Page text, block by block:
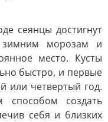
сеянцы достигнут
морозам и
место. Кусты
быстро, и первые
или четвертый год.
способом создать
себя и близких